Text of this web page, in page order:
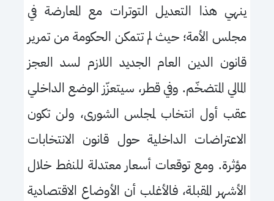
ينهي هذا التعديل التوترات مع المعارضة في
مجلس الأمة؛ حيث لم تتمكن الحكومة من تمرير
قانون الدين العام الجديد اللازم لسد العجز
المالي المتضخّم. وفي قطر، سيتعزّز الوضع الداخلي
عقب أول انتخاب لمجلس الشورى، ولن تكون
الاعتراضات الداخلية حول قانون الانتخابات
مؤثرة. ومع توقعات أسعار معتدلة للنفط خلال
الأشهر المقبلة، فالأغلب أن الأوضاع الاقتصادية